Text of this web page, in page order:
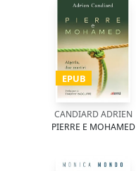
EPUB
CANDIARD ADRIEN
PIERRE E MOHAMED